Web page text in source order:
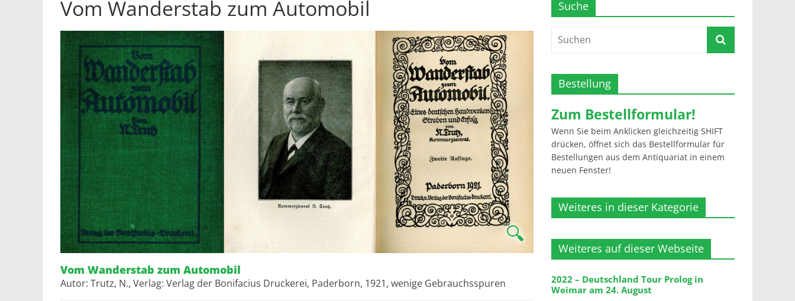
Vom Wanderstab zum Automobil
🔍
Vom Wanderstab zum Automobil
Autor: Trutz, N., Verlag: Verlag der Bonifacius Druckerei, Paderborn, 1921, wenige Gebrauchsspuren
Suche
Bestellung
Zum Bestellformular!
Wenn Sie beim Anklicken gleichzeitig SHIFT
drücken, öffnet sich das Bestellformular für
Bestellungen aus dem Antiquariat in einem
neuen Fenster!
Weiteres in dieser Kategorie
Weiteres auf dieser Webseite
2022 – Deutschland Tour Prolog in
Weimar am 24. August